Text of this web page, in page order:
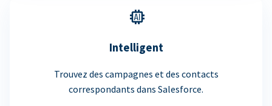
Intelligent
Trouvez des campagnes et des contacts
correspondants dans Salesforce.